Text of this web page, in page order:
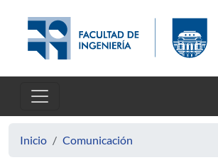
Inicio Comunicación